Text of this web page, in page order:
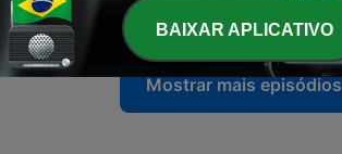
28 maio 2026
Mostrar mais episódios
BAIXAR APLICATIVO